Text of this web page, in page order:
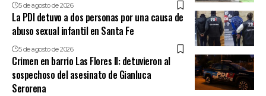
5 de agosto de 2026
La PDI detuvo a dos personas por una causa de
abuso sexual infantil en Santa Fe
5 de agosto de 2026
Crimen en barrio Las Flores II: detuvieron al
sospechoso del asesinato de Gianluca
Serorena